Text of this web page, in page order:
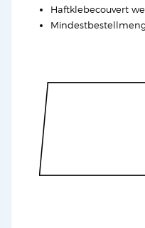
Haftklebecouvert